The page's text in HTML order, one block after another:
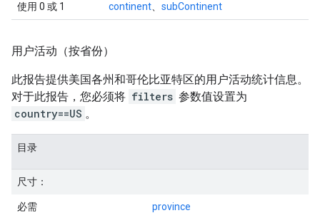
使用 0 或 1 continent subContinent
用户活动（按省份）
此报告提供美国各州和哥伦比亚特区的用户活动统计信息。
对于此报告，您必须将 filters 参数值设置为
country==US 。
目录
尺寸：
必需 province